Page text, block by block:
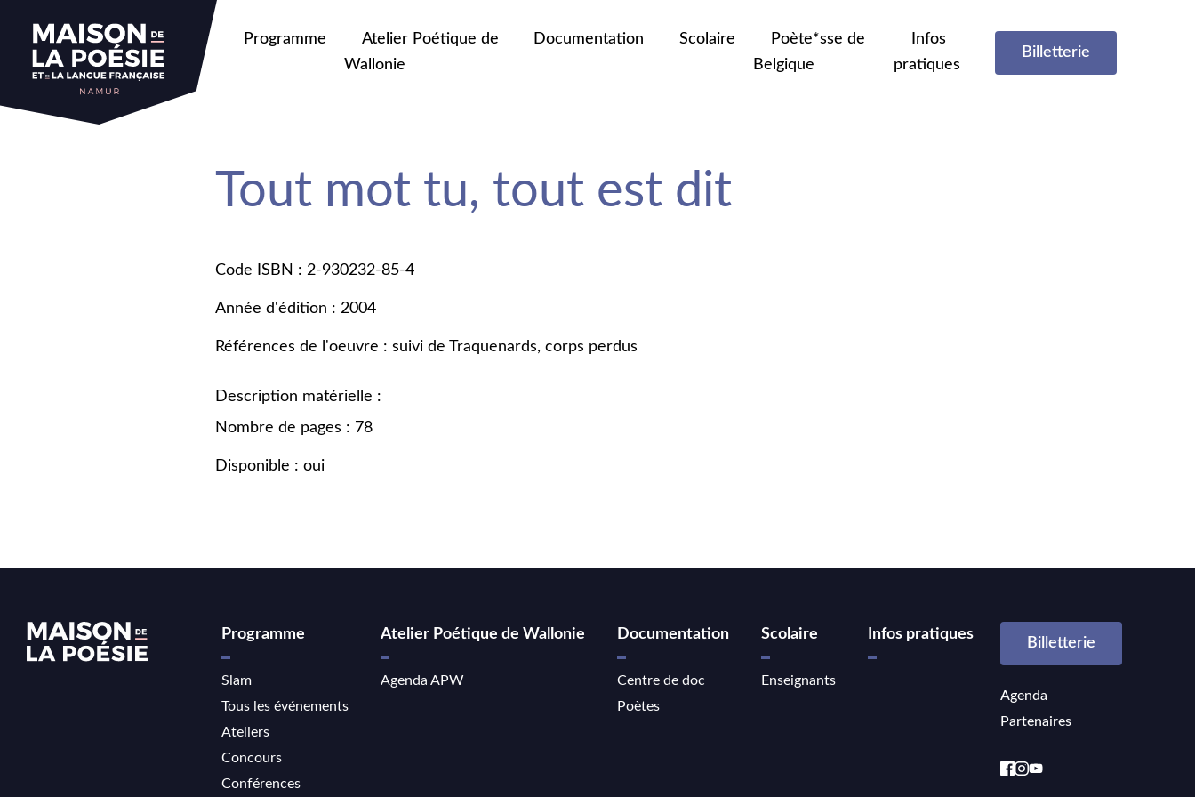
Programme
Atelier Poétique de
Wallonie
Documentation Scolaire
Poète*sse de
Belgique
Infos
pratiques
Billetterie
Tout mot tu, tout est dit
Code ISBN : 2-930232-85-4
Année d'édition : 2004
Références de l'oeuvre : suivi de Traquenards, corps perdus
Description matérielle :
Nombre de pages : 78
Disponible : oui
Programme
Slam
Tous les événements
Ateliers
Concours
Conférences
Atelier Poétique de Wallonie
Agenda APW
Documentation
Centre de doc
Poètes
Scolaire
Enseignants
Infos pratiques
Billetterie
Agenda
Partenaires